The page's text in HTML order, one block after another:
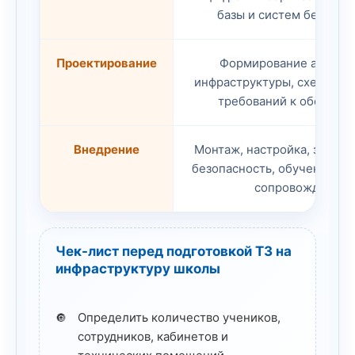
базы и систем
Проектирование
Формирование
инфраструктуры, схемы
требований к
Внедрение
Монтаж, настройка, запуск
безопасность, обучение и
сопровождение.
Чек-лист перед подготовкой ТЗ на
инфраструктуру школы
Определить количество учеников,
сотрудников, кабинетов и